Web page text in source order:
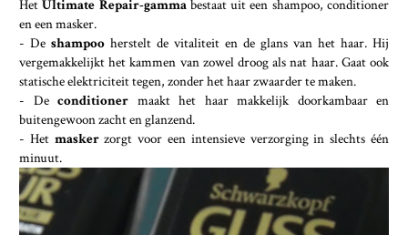
HetUltimate Repair-gammabestaat uit een shampoo, conditioner
en een masker.
- De shampoo herstelt de vitaliteit en de glans van het haar. Hij
vergemakkelijkt het kammen van zowel droog als nat haar. Gaat ook
statische elektriciteit tegen, zonder het haar zwaarder te maken.
- De conditioner maakt het haar makkelijk doorkambaar en
buitengewoon zacht en glanzend.
- Het maskerzorgt voor een intensieve verzorging in slechts één
minuut.